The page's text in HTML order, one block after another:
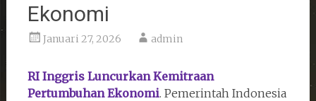
Ekonomi
Januari 27, 2026 admin
RI Inggris Luncurkan Kemitraan
Pertumbuhan Ekonomi. Pemerintah Indonesia